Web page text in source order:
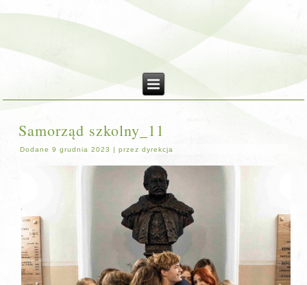
Samorząd szkolny_11
Dodane 9 grudnia 2023 |przez dyrekcja